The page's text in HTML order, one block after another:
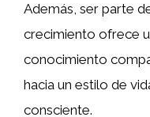
Además, ser parte
crecimiento ofrece
conocimiento
hacia un estilo de
consciente.